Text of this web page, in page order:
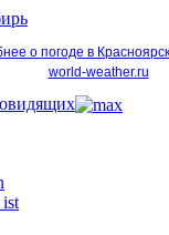
о погоде в
world-weather.ru
ist